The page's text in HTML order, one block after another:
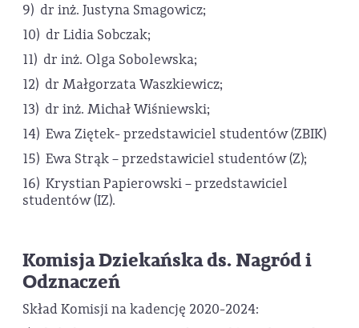
9) dr inż. Justyna Smagowicz;
10) dr Lidia Sobczak;
11) dr inż. Olga Sobolewska;
12) dr Małgorzata Waszkiewicz;
13) dr inż. Michał Wiśniewski;
14) Ewa Ziętek- przedstawiciel studentów (ZBIK)
15) Ewa Strąk – przedstawiciel studentów (Z);
16) Krystian Papierowski – przedstawiciel
studentów (IZ).
Komisja Dziekańska ds. Nagród i
Odznaczeń
Skład Komisji na kadencję 2020-2024: